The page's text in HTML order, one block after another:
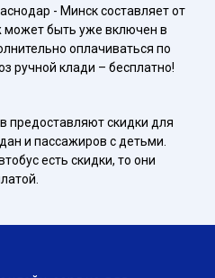
- Минск составляет от
может быть уже включен в
оплачиваться по
ручной клади – бесплатно!
предоставляют скидки для
и пассажиров с детьми.
есть скидки, то они